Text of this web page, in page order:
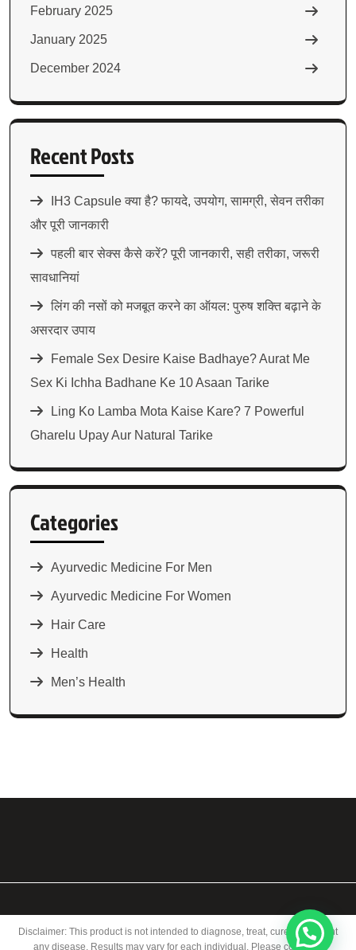
February 2025
January 2025
December 2024
Recent Posts
IH3 Capsule क्या है? फायदे, उपयोग, सामग्री, सेवन तरीका
और पूरी जानकारी
पहली बार सेक्स कैसे करें? पूरी जानकारी, सही तरीका, जरूरी
सावधानियां
लिंग की नसों को मजबूत करने का ऑयल: पुरुष शक्ति बढ़ाने के
असरदार उपाय
Female Sex Desire Kaise Badhaye? Aurat Me
Sex Ki Ichha Badhane Ke 10 Asaan Tarike
Ling Ko Lamba Mota Kaise Kare? 7 Powerful
Gharelu Upay Aur Natural Tarike
Categories
Ayurvedic Medicine For Men
Ayurvedic Medicine For Women
Hair Care
Health
Men’s Health
Disclaimer: This product is not intended to diagnose, treat, cure, or prevent
any disease. Results may vary for each individual. Please consult a